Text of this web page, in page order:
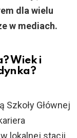
dla wielu
w mediach.
Wiek i
Głównej
lokalnej stacji